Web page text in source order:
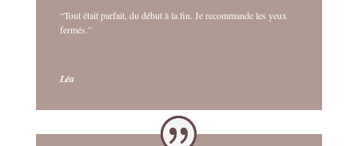
“Tout était parfait, du début à la fin. Je recommande les yeux
fermés.”
Léa